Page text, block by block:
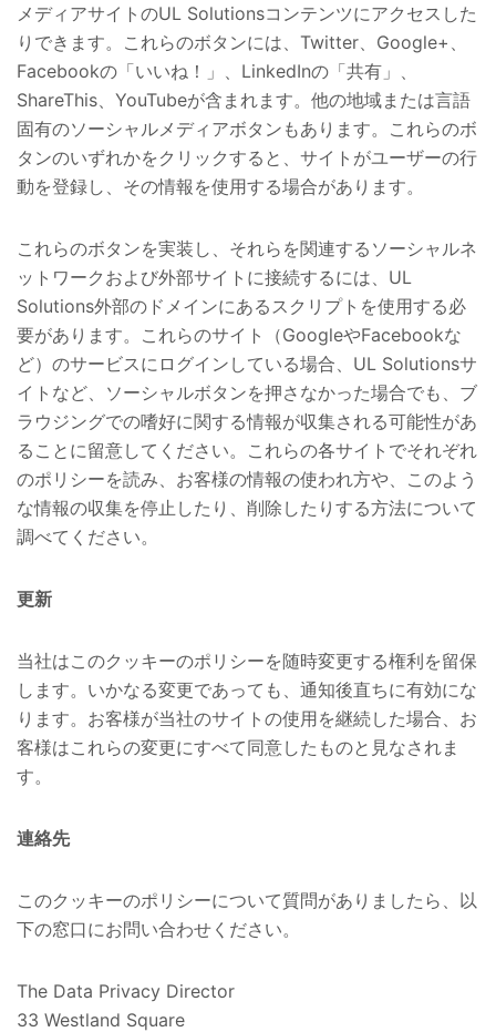
メディアサイトのUL Solutionsコンテンツにアクセスした
りできます。これらのボタンには、Twitter、Google+、
Facebookの「いいね！」、LinkedInの「共有」、
ShareThis、YouTubeが含まれます。他の地域または言語
固有のソーシャルメディアボタンもあります。これらのボ
タンのいずれかをクリックすると、サイトがユーザーの行
動を登録し、その情報を使用する場合があります。
これらのボタンを実装し、それらを関連するソーシャルネ
ットワークおよび外部サイトに接続するには、UL
Solutions外部のドメインにあるスクリプトを使用する必
要があります。これらのサイト（GoogleやFacebookな
ど）のサービスにログインしている場合、UL Solutionsサ
イトなど、ソーシャルボタンを押さなかった場合でも、ブ
ラウジングでの嗜好に関する情報が収集される可能性があ
ることに留意してください。これらの各サイトでそれぞれ
のポリシーを読み、お客様の情報の使われ方や、このよう
な情報の収集を停止したり、削除したりする方法について
調べてください。
更新
当社はこのクッキーのポリシーを随時変更する権利を留保
します。いかなる変更であっても、通知後直ちに有効にな
ります。お客様が当社のサイトの使用を継続した場合、お
客様はこれらの変更にすべて同意したものと見なされま
す。
連絡先
このクッキーのポリシーについて質問がありましたら、以
下の窓口にお問い合わせください。
The Data Privacy Director
33 Westland Square